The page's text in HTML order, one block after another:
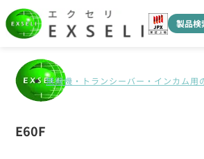
製品検
無線機・トランシーバー・インカム用
E60F